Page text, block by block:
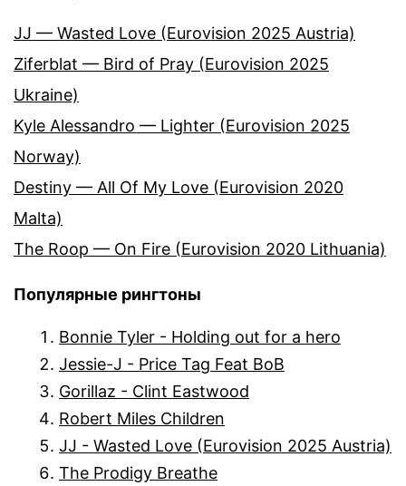
JJ — Wasted Love (Eurovision 2025 Austria)
Ziferblat — Bird of Pray (Eurovision 2025
Ukraine)
Kyle Alessandro — Lighter (Eurovision 2025
Norway)
Destiny — All Of My Love (Eurovision 2020
Malta)
The Roop — On Fire (Eurovision 2020 Lithuania)
Популярные рингтоны
Bonnie Tyler - Holding out for a hero
Jessie-J - Price Tag Feat BoB
Gorillaz - Clint Eastwood
Robert Miles Children
JJ - Wasted Love (Eurovision 2025 Austria)
The Prodigy Breathe